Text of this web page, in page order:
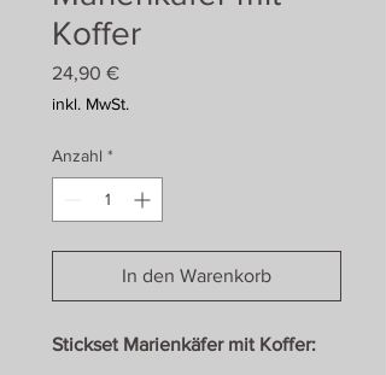
Koffer
24,90 €Preis
inkl. MwSt.
Anzahl *
In den Warenkorb
Stickset Marienkäfer mit Koffer: